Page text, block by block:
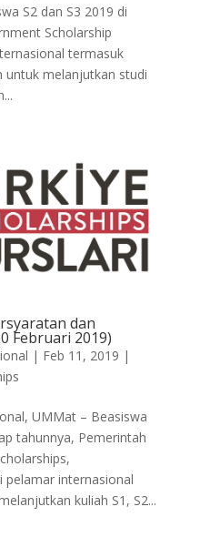
S2 dan S3 2019 di
Scholarship
termasuk
untuk melanjutkan studi
dan
Februari 2019)
| Feb 11, 2019 |
UMMat – Beasiswa
tahunnya, Pemerintah
pelamar internasional
kuliah S1, S2...